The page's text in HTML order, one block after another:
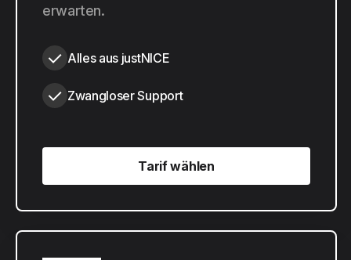
erwarten.
Alles aus justNICE
Zwangloser Support
Tarif wählen
Tarif wählen